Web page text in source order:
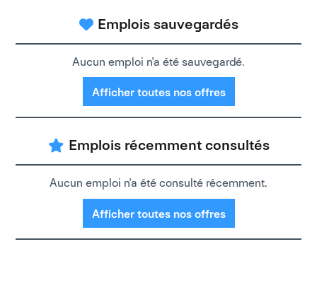
Emplois sauvegardés
Aucun emploi n'a été sauvegardé.
Afficher toutes nos offres
Emplois récemment consultés
Aucun emploi n'a été consulté récemment.
Afficher toutes nos offres